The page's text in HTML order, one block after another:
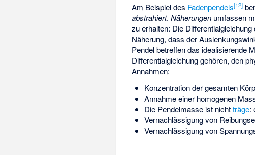
Am Beispiel des Fadenpendels[12]
abstrahiert.Näherungen umfassen
zu erhalten: Die
Näherung, dass der
Pendel betreffen das idealisierende
Differentialgleichunggehören, den
Annahmen:
Konzentration der gesamten
Annahme einer homogenen
Die Pendelmasse ist nichtträge:
Vernachlässigung von
Vernachlässigung von